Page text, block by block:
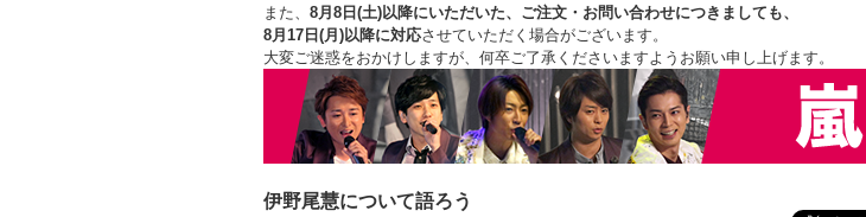
また、 8月8日(土)以降にいただいた、ご注文・ お問い合わせにつきましても、
8月17日(月)以降に対応させていただく場合がございます。
大変ご迷惑をおかけしますが、 何卒ご了承くださいますようお願い申し上げます。
伊野尾慧について語ろう